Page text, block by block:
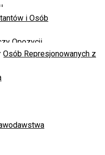
i Osób
Opozycji
Represjonowanych z